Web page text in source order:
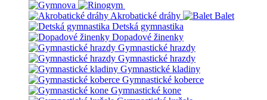
Akrobatické dráhy
Balet
Detská gymnastika
Dopadové žinenky
Gymnastické hrazdy
Gymnastické hrazdy
Gymnastické kladiny
Gymnastické koberce
Gymnastické kone